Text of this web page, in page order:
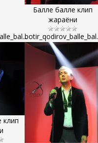
Балле балле клип
жараёни
клип